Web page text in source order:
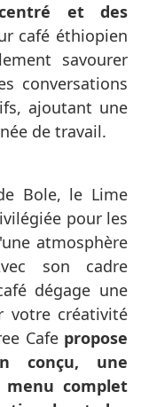
et des
café éthiopien
savourer
conversations
ajoutant une
de travail.
Bole, le Lime
pour les
atmosphère
son cadre
dégage une
votre créativité
Cafe propose
conçu, une
complet